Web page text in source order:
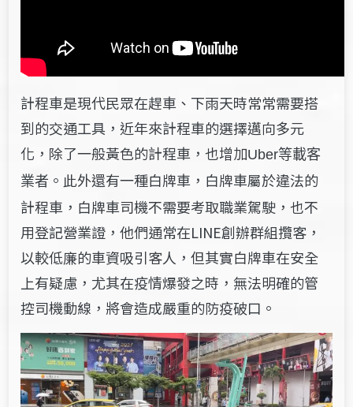
計程車是現代民眾在趕車、下雨天時常常需要搭
到的交通工具，近年來計程車的選擇邁向多元
化，除了一般黃色的計程車，也增加Uber等載客
業者 。此外還有一種白牌車，白牌車屬於違法的
計程車，白牌車司機不需要考取職業駕駛，也不
用登記營業證，他們通常在LINE創辦群組攬客，
以較低廉的車資吸引客人，但其實白牌車在安全
上有疑慮，尤其在疫情爆發之時，無法明確的管
控司機動線，將會造成嚴重的防疫破口。